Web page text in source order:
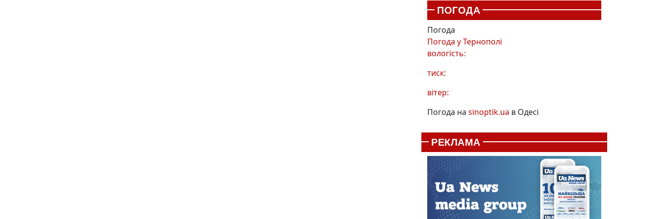
ПОГОДА
Погода
Погода уТернополі
вологість:
тиск:
вітер:
Погода на sinoptik.ua в Одесі
РЕКЛАМА